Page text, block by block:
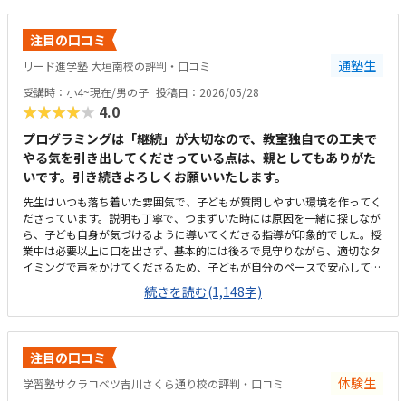
注目の口コミ
リード進学塾 大垣南校の評判・口コミ 通塾生
受講時：小4~現在/男の子 投稿日：2026/05/28
★★★★★ 4.0
プログラミングは「継続」が大切なので、教室独自での工夫で
やる気を引き出してくださっている点は、親としてもありがた
いです。引き続きよろしくお願いいたします。
先生はいつも落ち着いた雰囲気で、子どもが質問しやすい環境を作ってく
ださっています。説明も丁寧で、つまずいた時には原因を一緒に探しなが
ら、子ども自身が気づけるように導いてくださる指導が印象的でした。授
業中は必要以上に口を出さず、基本的には後ろで見守りながら、適切なタ
イミングで声をかけてくださるため、子どもが自分のペースで安心して取
り組めています。カリキュラムの細かな内容まではまだ把握しきれていま
せんが、教室独自の進捗シートがとても分かりやすく作られており、「今
日はどこまで進んだか」が一目で確認できる仕組みになっています。子ど
も自身も「今日はここまで進んだよ」と嬉しそうに教えてくれるので、学
習の見える化がしっかりできていると感じます。さらに、各ステップの先
には「このあたりでどの検定レベルを目指せるか」といった目安も書かれ
ており、今どの段階にいて、どこに向かっているのかが親にも分かりやす
続きを読む(1,148字)
注目の口コミ
学習塾サクラコベツ吉川さくら通り校の評判・口コミ 体験生